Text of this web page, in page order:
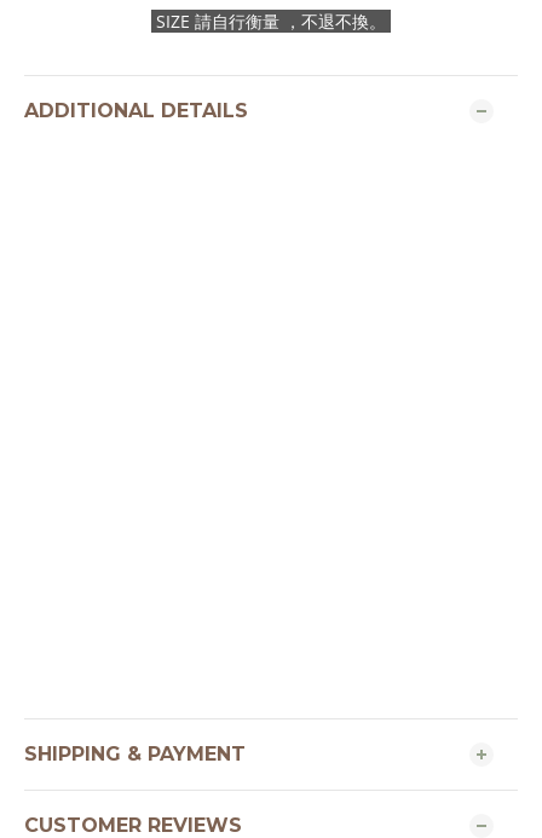
SIZE 請自行衡量 ，不退不換。
ADDITIONAL DETAILS
SHIPPING & PAYMENT
CUSTOMER REVIEWS